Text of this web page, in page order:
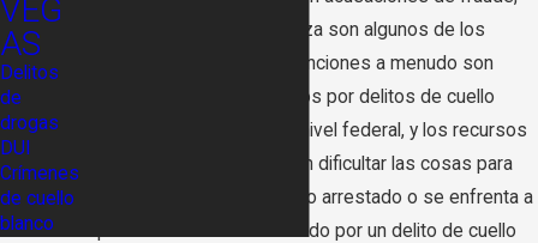
engaño o abuso de confianza son algunos de los
delitos más graves y las sanciones a menudo son
sustanciales. Muchos cargos por delitos de cuello
blanco son presentados a nivel federal, y los recursos
del gobierno federal pueden dificultar las cosas para
cualquier acusado. Si ha sido arrestado o se enfrenta a
la posibilidad de ser arrestado por un delito de cuello
VEG
AS
Delitos
de
drogas
DUI
Crímenes
de cuello
blanco